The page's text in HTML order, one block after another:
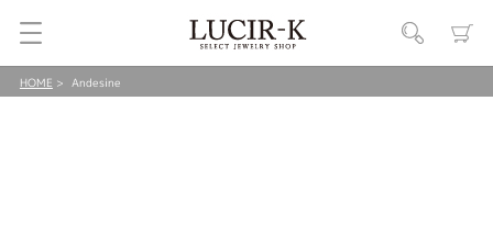
HOME Andesine